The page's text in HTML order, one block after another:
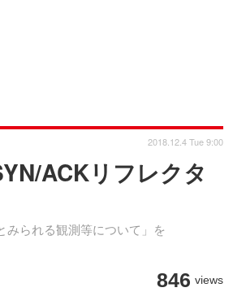
ACKリフレクタ
みられる観測等について」を
2018.12.4 Tue 9:00
846 views